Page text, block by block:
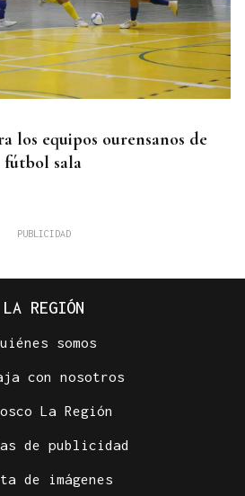
los equipos ourensanos de
fútbol sala
se citan en las
LA REGIÓN
somos
con nosotros
La Región
de publicidad
de imágenes